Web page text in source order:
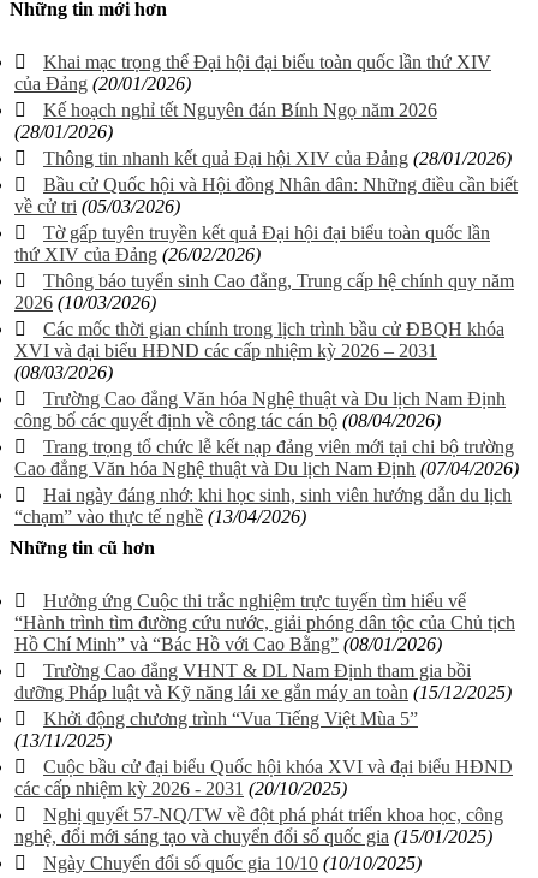
Những tin mới hơn
Khai mạc trọng thể Đại hội đại biểu toàn quốc lần thứ XIV
của Đảng (20/01/2026)
Kế hoạch nghỉ tết Nguyên đán Bính Ngọ năm 2026
(28/01/2026)
Thông tin nhanh kết quả Đại hội XIV của Đảng (28/01/2026)
Bầu cử Quốc hội và Hội đồng Nhân dân: Những điều cần biết
về cử tri (05/03/2026)
Tờ gấp tuyên truyền kết quả Đại hội đại biểu toàn quốc lần
thứ XIV của Đảng (26/02/2026)
Thông báo tuyển sinh Cao đẳng, Trung cấp hệ chính quy năm
2026 (10/03/2026)
Các mốc thời gian chính trong lịch trình bầu cử ĐBQH khóa
XVI và đại biểu HĐND các cấp nhiệm kỳ 2026 – 2031
(08/03/2026)
Trường Cao đẳng Văn hóa Nghệ thuật và Du lịch Nam Định
công bố các quyết định về công tác cán bộ (08/04/2026)
Trang trọng tổ chức lễ kết nạp đảng viên mới tại chi bộ trường
Cao đẳng Văn hóa Nghệ thuật và Du lịch Nam Định (07/04/2026)
Hai ngày đáng nhớ: khi học sinh, sinh viên hướng dẫn du lịch
“chạm” vào thực tế nghề (13/04/2026)
Những tin cũ hơn
Hưởng ứng Cuộc thi trắc nghiệm trực tuyến tìm hiểu vể
“Hành trình tìm đường cứu nước, giải phóng dân tộc của Chủ tịch
Hồ Chí Minh” và “Bác Hồ với Cao Bằng” (08/01/2026)
Trường Cao đẳng VHNT & DL Nam Định tham gia bồi
dưỡng Pháp luật và Kỹ năng lái xe gắn máy an toàn (15/12/2025)
Khởi động chương trình “Vua Tiếng Việt Mùa 5”
(13/11/2025)
Cuộc bầu cử đại biểu Quốc hội khóa XVI và đại biểu HĐND
các cấp nhiệm kỳ 2026 - 2031 (20/10/2025)
Nghị quyết 57-NQ/TW về đột phá phát triển khoa học, công
nghệ, đổi mới sáng tạo và chuyển đổi số quốc gia (15/01/2025)
Ngày Chuyển đổi số quốc gia 10/10 (10/10/2025)